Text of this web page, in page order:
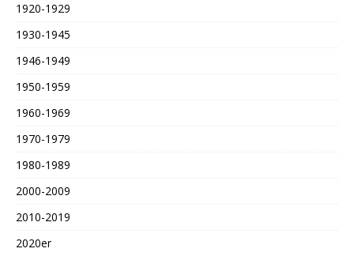
1920-1929
1930-1945
1946-1949
1950-1959
1960-1969
1970-1979
1980-1989
2000-2009
2010-2019
2020er